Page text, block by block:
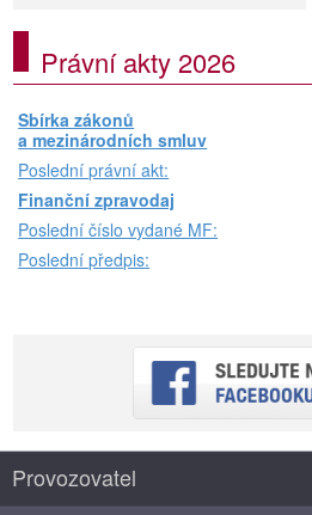
Právní akty 2026
Sbírka zákonů
a mezinárodních smluv
Poslední právní akt:
Finanční zpravodaj
Poslední číslo vydané MF:
Poslední předpis:
Provozovatel